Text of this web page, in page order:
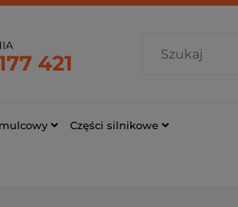
421
Części silnikowe